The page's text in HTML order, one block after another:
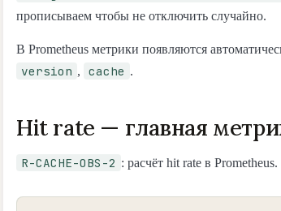
прописываем чтобы не отключить случайно.
В Prometheus метрики появляются
version , cache .
Hit rate — главная
R-CACHE-OBS-2 : расчёт hit rate в Prometheus.